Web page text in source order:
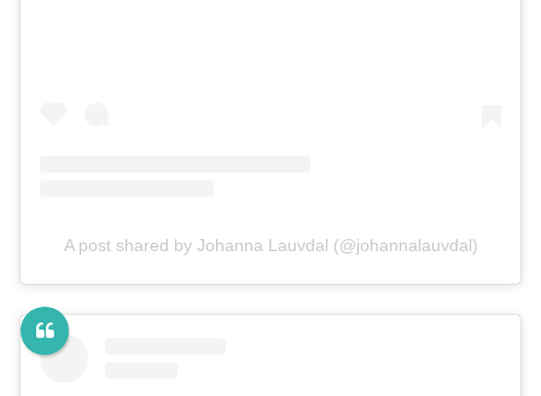
A post shared by Johanna Lauvdal (@johannalauvdal)